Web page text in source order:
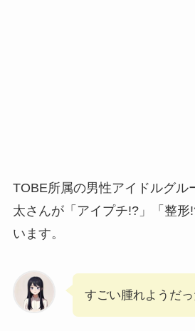
TOBE所属の男性アイドルグル
太さんが「アイプチ!?」「整形
います。
すごい腫れようだっ